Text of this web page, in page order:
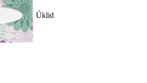
Úklid